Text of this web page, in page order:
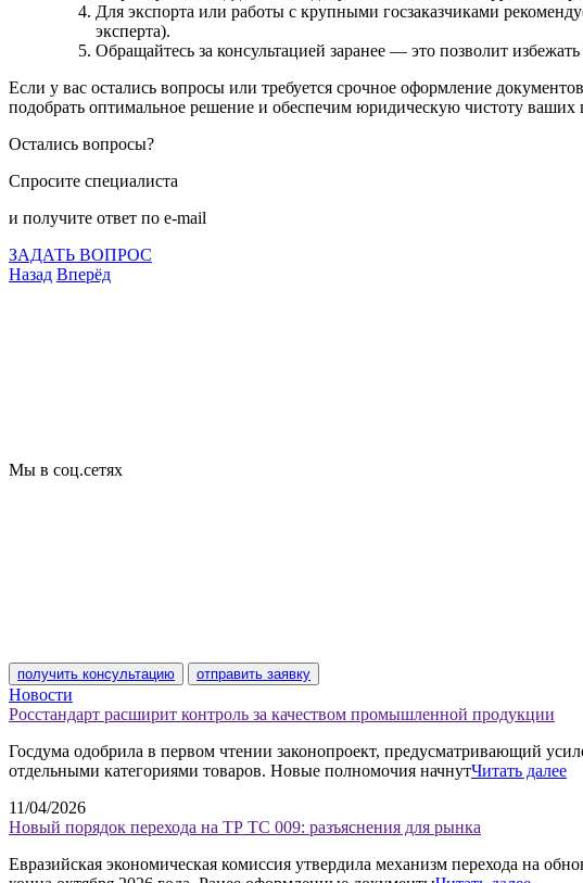
Для экспорта или работы с крупными госзаказчиками
эксперта).
Обращайтесь за консультацией заранее — это позволит
Если у вас остались вопросы или требуется срочное оформление
подобрать оптимальное решение и обеспечим юридическую чистоту ваших
Остались вопросы?
Спросите специалиста
и получите ответ по e-mail
ЗАДАТЬ ВОПРОС
Назад Вперёд
Мы в соц.сетях
получить консультацию отправить заявку
Новости
Росстандарт расширит контроль за качеством промышленной продукции
Госдума одобрила в первом чтении законопроект, предусматривающий
отдельными категориями товаров. Новые полномочия начнутЧитать далее
11/04/2026
Новый порядок перехода на ТР ТС 009: разъяснения для рынка
Евразийская экономическая комиссия утвердила механизм перехода на